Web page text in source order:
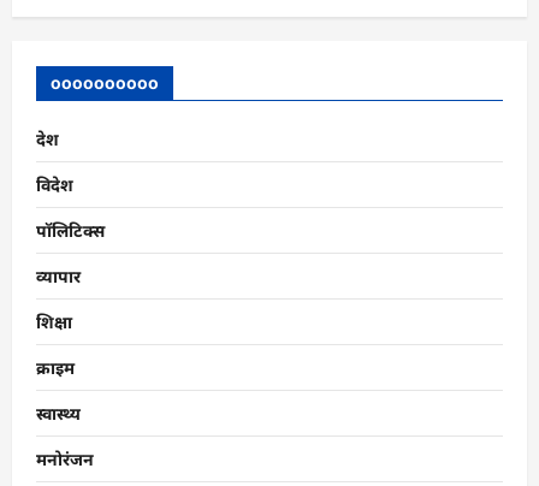
oooooooooo
देश
विदेश
पॉलिटिक्स
व्यापार
शिक्षा
क्राइम
स्वास्थ्य
मनोरंजन